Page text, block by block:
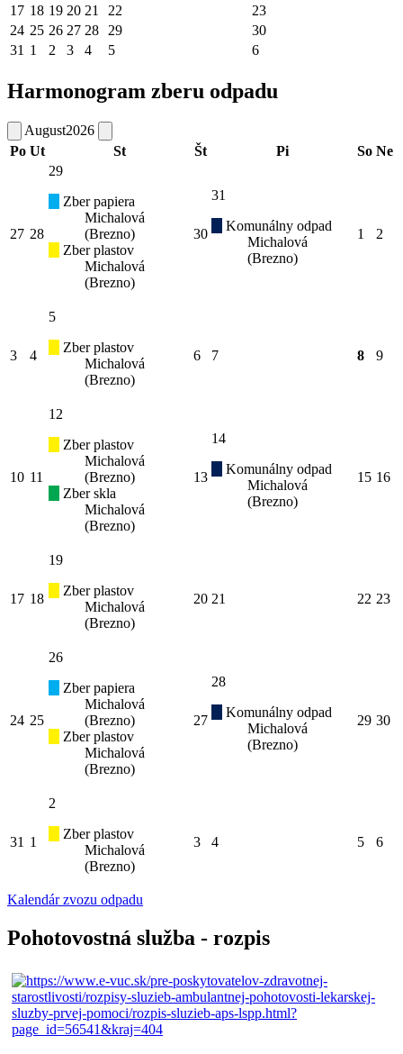
17 18 19 20 21 22
23
24 25 26 27 28 29
30
31 1 2 3 4 5 6
Harmonogram zberu odpadu
August2026
Po Ut St Št Pi So Ne
27 28
29
Zber papiera
Michalová
(Brezno)
Zber plastov
Michalová
(Brezno)
30
31
Komunálny odpad
Michalová
(Brezno)
1 2
3 4
5
Zber plastov
Michalová
(Brezno)
6 7 8 9
10 11
12
Zber plastov
Michalová
(Brezno)
Zber skla
Michalová
(Brezno)
13
14
Komunálny odpad
Michalová
(Brezno)
15 16
17 18
19
Zber plastov
Michalová
(Brezno)
20 21 22 23
24 25
26
Zber papiera
Michalová
(Brezno)
Zber plastov
Michalová
(Brezno)
27
28
Komunálny odpad
Michalová
(Brezno)
29 30
31 1
2
Zber plastov
Michalová
(Brezno)
3 4 5 6
Kalendár zvozu odpadu
Pohotovostná služba - rozpis